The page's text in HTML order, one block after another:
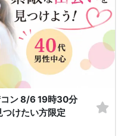
ン 8/6 19時30分
けたい方限定